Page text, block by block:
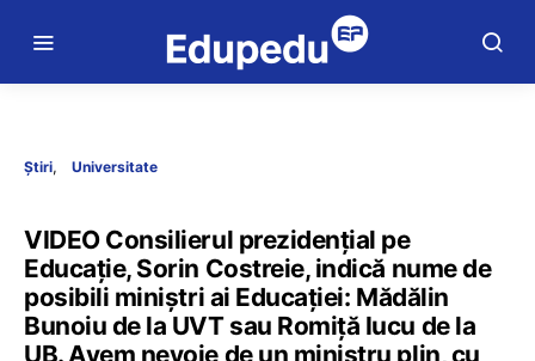
Știri Universitate
VIDEO Consilierul prezidențial pe
Educație, Sorin Costreie, indică nume de
posibili miniștri ai Educației: Mădălin
Bunoiu de la UVT sau Romiță Iucu de la
UB. Avem nevoie de un ministru plin, cu